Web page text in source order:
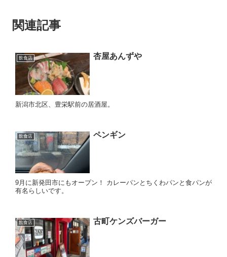
関連記事
飲食店 杏屋あんずや
新潟市北区、豊栄駅前の居酒屋。
飲食店 ペンギン
9月に新発田市にもオープン！ カレーパンとちくわパンと食パンが
有名らしいです。
飲食店 古町ケンズバーガー